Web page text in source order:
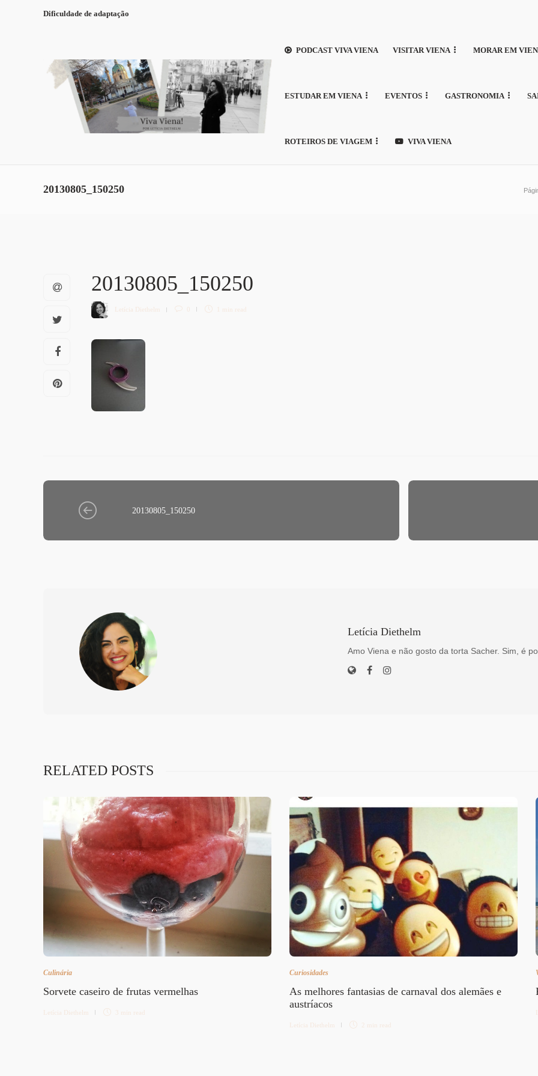
Dificuldade de adaptação
PODCAST VIVA VIENA VISITAR VIENA MORAR EM
ESTUDAR EM VIENA EVENTOS GASTRONOMIA
ROTEIROS DE VIAGEM VIVA VIENA
20130805_150250
20130805_150250
Letícia Diethelm 0 1 min read
20130805_150250
Letícia Diethelm
Amo Viena e não gosto da torta Sacher. Sim, é
RELATED POSTS
Culinária
Sorvete caseiro de frutas vermelhas
Letícia Diethelm 3 min read
Curiosidades
As melhores fantasias de carnaval dos alemães e
austríacos
Letícia Diethelm 2 min read